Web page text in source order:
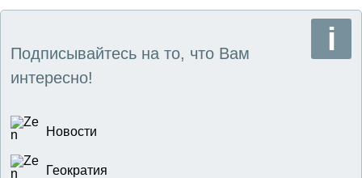
Подписывайтесь на то, что Вам
интересно!
Новости
Геократия